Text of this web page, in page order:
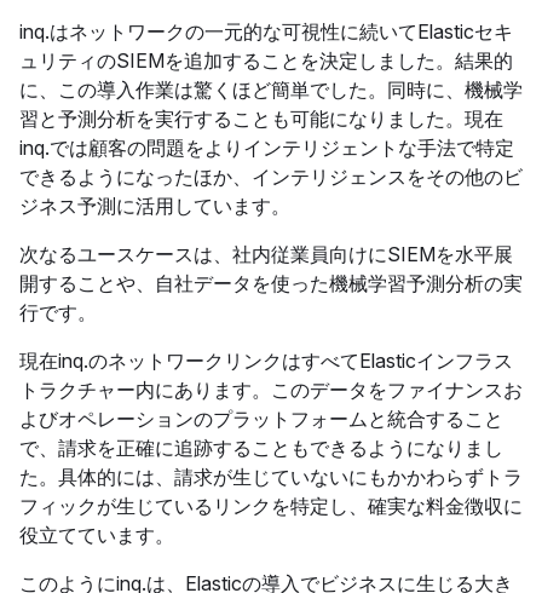
inq.はネットワークの一元的な可視性に続いてElasticセキ
ュリティのSIEMを追加することを決定しました。結果的
に、この導入作業は驚くほど簡単でした。同時に、機械学
習と予測分析を実行することも可能になりました。現在
inq.では顧客の問題をよりインテリジェントな手法で特定
できるようになったほか、インテリジェンスをその他のビ
ジネス予測に活用しています。
次なるユースケースは、社内従業員向けにSIEMを水平展
開することや、自社データを使った機械学習予測分析の実
行です。
現在inq.のネットワークリンクはすべてElasticインフラス
トラクチャー内にあります。このデータをファイナンスお
よびオペレーションのプラットフォームと統合すること
で、請求を正確に追跡することもできるようになりまし
た。具体的には、請求が生じていないにもかかわらずトラ
フィックが生じているリンクを特定し、確実な料金徴収に
役立てています。
このようにinq.は、Elasticの導入でビジネスに生じる大き